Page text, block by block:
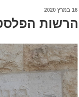
פורסם
16 במרץ 2020
הרשות